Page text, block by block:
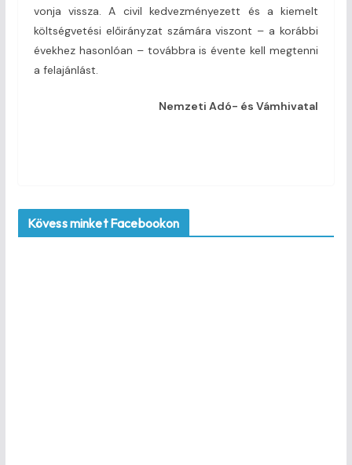
vonja vissza. A civil kedvezményezett és a kiemelt
költségvetési előirányzat számára viszont – a korábbi
évekhez hasonlóan – továbbra is évente kell megtenni
a felajánlást.
Nemzeti Adó- és Vámhivatal
Kövess minket Facebookon